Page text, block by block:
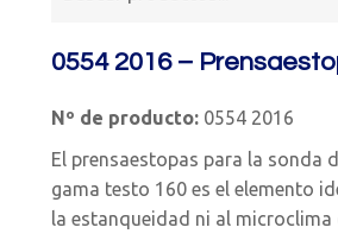
0554 2016 –
Nº de producto: 0554 2016
El prensaestopas para la sonda
gama testo 160 es el elemento
la estanqueidad ni al microclima